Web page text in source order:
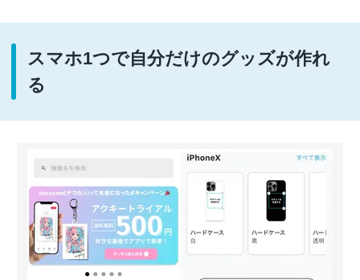
スマホ1つで自分だけのグッズが作れ
る